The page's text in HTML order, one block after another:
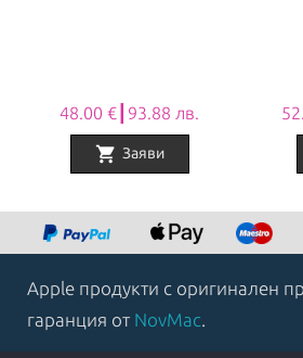
48.00 €┃93.88 лв.
shopping_cart Заяви
8
Apple продукти с оригинален
гаранция от NovMac.